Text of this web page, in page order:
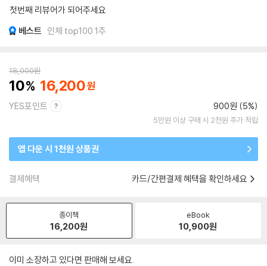
첫번째 리뷰어가 되어주세요
베스트 인체 top100 1주
18,000원
10 16,200
YES포인트 900원 (5%)
5만원 이상 구매 시 2천원 추가 적립
앱 다운 시 1천원 상품권
결제혜택 카드/간편결제 혜택을 확인하세요
종이책
16,200원
eBook
10,900원
이미 소장하고 있다면 판매해 보세요.